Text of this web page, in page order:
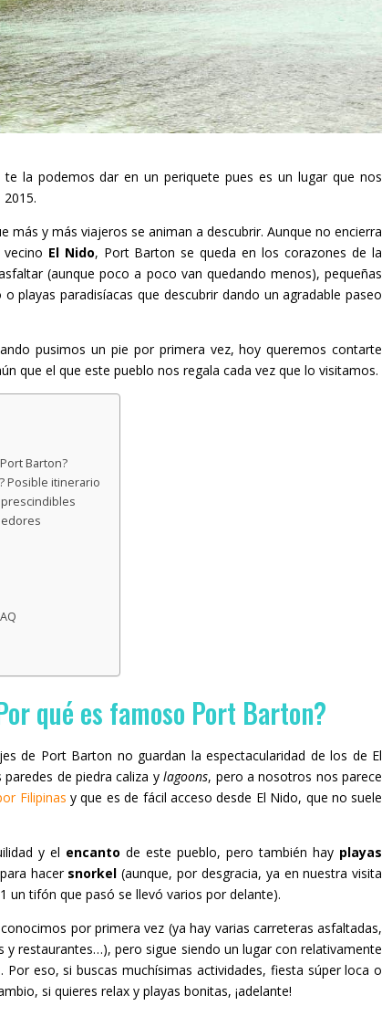
te la podemos dar en un periquete pues es un lugar que nos
más y más viajeros se animan a descubrir. Aunque no encierra
El Nido, Port Barton se queda en los corazones de la
(aunque poco a poco van quedando menos), pequeñas
playas paradisíacas que descubrir dando un agradable paseo
pusimos un pie por primera vez, hoy queremos contarte
que el que este pueblo nos regala cada vez que lo visitamos.
Barton?
Posible itinerario
qué es famoso Port Barton?
de Port Barton no guardan la espectacularidad de los de El
de piedra caliza ylagoons, pero a nosotros nos parece
Filipinas y que es de fácil acceso desde El Nido, que no suele
y el encanto de este pueblo, pero también hay playas
hacer snorkel (aunque, por desgracia, ya en nuestra visita
un tifón que pasó se llevó varios por delante).
por primera vez (ya hay varias carreteras asfaltadas,
restaurantes…), pero sigue siendo un lugar con relativamente
eso, si buscas muchísimas actividades, fiesta súper loca o
si quieres relax y playas bonitas, ¡adelante!